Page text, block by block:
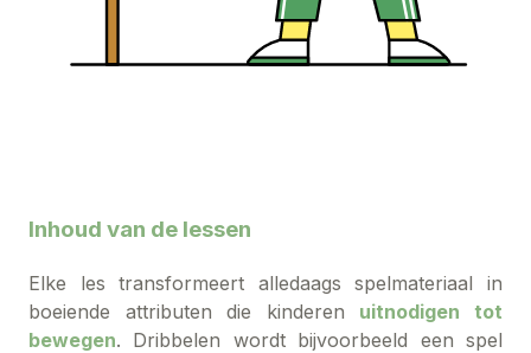
Inhoud van de lessen
Elke les transformeert alledaags spelmateriaal in
boeiende attributen die kinderen
uitnodigen tot
bewegen. Dribbelen wordt bijvoorbeeld een spel